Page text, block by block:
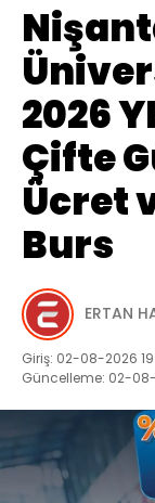
2026
Çifte
Ücret
Burs
ERTAN
Giriş: 02-08-2026
Güncelleme: 02-